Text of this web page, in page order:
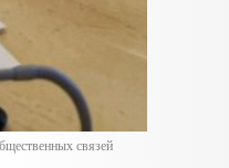
связей